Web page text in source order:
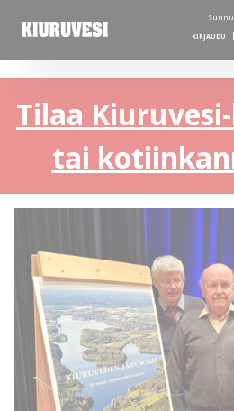
KIRJAUDU
Tilaa
tai